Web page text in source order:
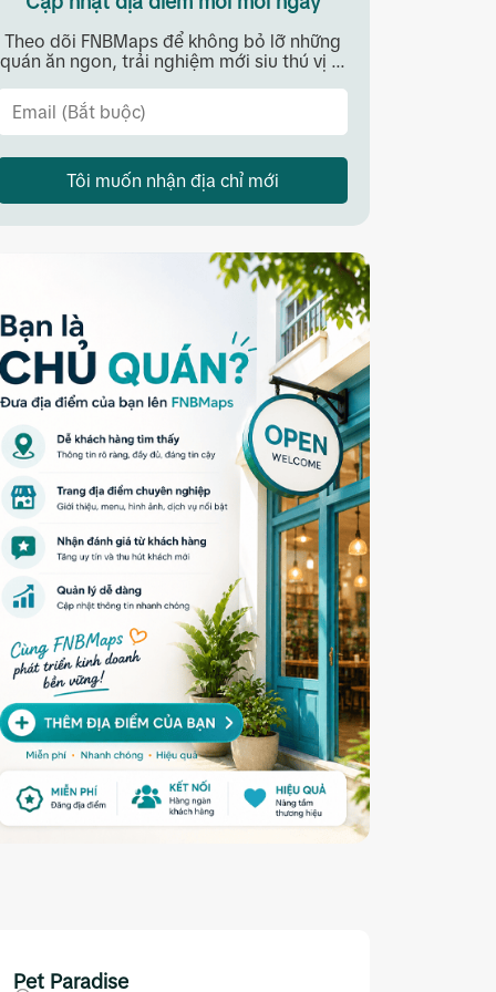
Theo dõi FNBMaps để không bỏ lỡ những
quán ăn ngon, trải nghiệm mới siu thú vị ...
Tôi muốn nhận địa chỉ mới
Pet Paradise